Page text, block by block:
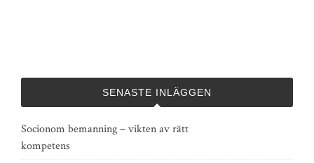
SENASTE INLÄGGEN
Socionom bemanning – vikten av rätt
kompetens